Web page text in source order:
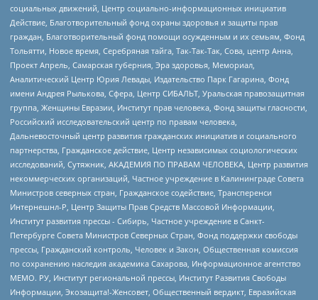
социальных движений, Центр социально-информационных инициатив
Действие, Благотворительный фонд охраны здоровья и защиты прав
граждан, Благотворительный фонд помощи осужденным и их семьям, Фонд
Тольятти, Новое время, Серебряная тайга, Так-Так-Так, Сова, центр Анна,
Проект Апрель, Самарская губерния, Эра здоровья, Мемориал,
Аналитический Центр Юрия Левады, Издательство Парк Гагарина, Фонд
имени Андрея Рылькова, Сфера, Центр СИБАЛЬТ, Уральская правозащитная
группа, Женщины Евразии, Институт прав человека, Фонд защиты гласности,
Российский исследовательский центр по правам человека,
Дальневосточный центр развития гражданских инициатив и социального
партнерства, Гражданское действие, Центр независимых социологических
исследований, Сутяжник, АКАДЕМИЯ ПО ПРАВАМ ЧЕЛОВЕКА, Центр развития
некоммерческих организаций, Частное учреждение в Калининграде Совета
Министров северных стран, Гражданское содействие, Трансперенси
Интернешнл-Р, Центр Защиты Прав Средств Массовой Информации,
Институт развития прессы - Сибирь, Частное учреждение в Санкт-
Петербурге Совета Министров Северных Стран, Фонд поддержки свободы
прессы, Гражданский контроль, Человек и Закон, Общественная комиссия
по сохранению наследия академика Сахарова, Информационное агентство
МЕМО. РУ, Институт региональной прессы, Институт Развития Свободы
Информации, Экозащита!-Женсовет, Общественный вердикт, Евразийская